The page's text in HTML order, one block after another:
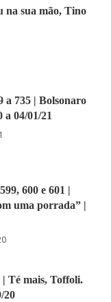
na sua mão, Tino
a 735 | Bolsonaro
a 04/01/21
600 e 601 |
uma porrada” |
Té mais, Toffoli.
20